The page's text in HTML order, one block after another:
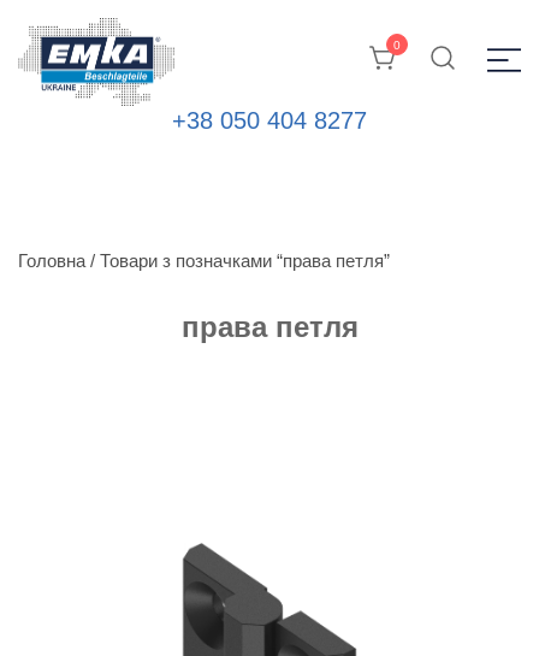
ЕМКА УКРАЇНА
Промислова фурнітура: замки, петлі та ін. від ТМ "EMKA
0
+38 050 404 8277
Головна / Товари з позначками “права петля”
права петля